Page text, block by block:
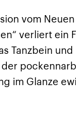
Aktuelle Lage und
Der Iran – seit der
1979 auch
von einem
regierter Staat im
vom
verliert ein
Tanzbein
im Glanze